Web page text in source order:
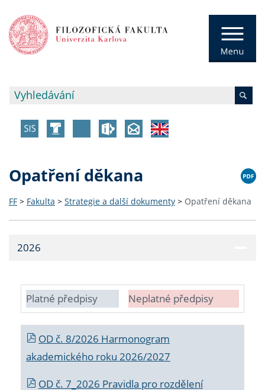
Opatření děkana
FF > Fakulta > Strategie a další dokumenty > Opatření děkana
2026
Platné předpisy Neplatné předpisy
OD č. 8/2026 Harmonogram
akademického roku 2026/2027
OD č. 7_2026 Pravidla pro rozdělení